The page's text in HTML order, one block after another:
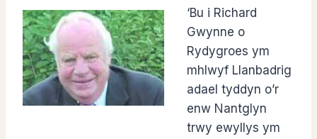
‘Bu i Richard
Gwynne o
Rydygroes ym
mhlwyf Llanbadrig
adael tyddyn o’r
enw Nantglyn
trwy ewyllys ym